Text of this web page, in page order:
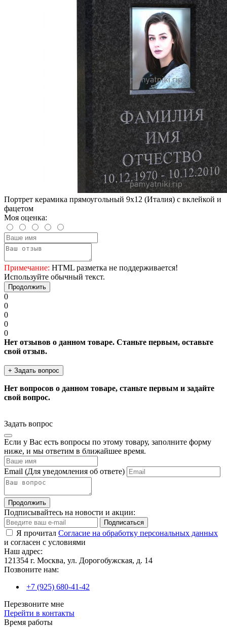
Портрет керамика прямоугольный 9x12 (Италия) с вклейкой и
фацетом
Моя оценка:
Примечание: HTML разметка не поддерживается!
Используйте обычный текст.
Продолжить
0
0
0
0
0
Нет отзывов о данном товаре. Станьте первым, оставьте
свой отзыв.
+ Задать вопрос
Нет вопросов о данном товаре, станьте первым и задайте
свой вопрос.
Задать вопрос
Если у Вас есть вопросы по этому товару, заполните форму
ниже, и мы ответим в ближайшее время.
Email (Для уведомления об ответе)
Продолжить
Подписывайтесь на новости и акции:
Подписаться
Я прочитал Согласие на обработку персональных данных
и согласен с условиями
Наш адрес:
121354 г. Москва, ул. Дорогобужская, д. 14
Позвоните нам:
+7 (925) 680-41-42
Перезвоните мне
Перейти в контакты
Время работы